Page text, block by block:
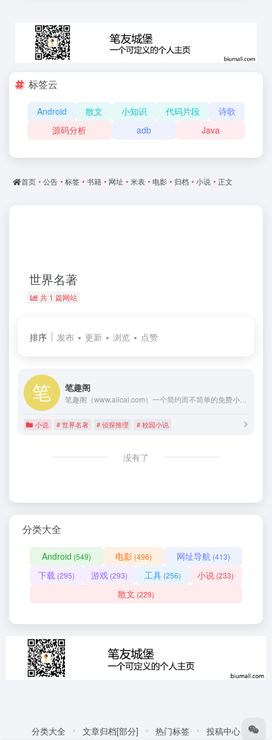
标签云
Android 散文 小知识 代码片段
诗歌
源码分析
adb Java
首页 • 公告 • 标签 • 书籍 • 网址 • 米表 • 电影 • 归档 • 小说 • 正文
世界名著
共 1 篇网站
排序 发布 更新 浏览 点赞
笔趣阁
小说 # 世界名著 # 侦探推理 # 校园小说
没有了
分类大全
Android (549) 电影 (496) 网址导航 (413)
下载 (295) 游戏 (293) 工具(256) 小说 (233)
散文 (229)
分类大全 文章归档[部分] 热门标签 投稿中心